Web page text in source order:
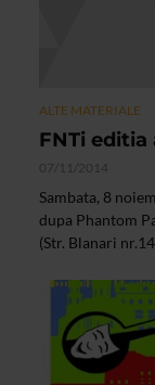
ALTE MATERIALE
FNTi editia
07/11/2014
Sambata, 8
dupa Phantom
(Str. Blanari